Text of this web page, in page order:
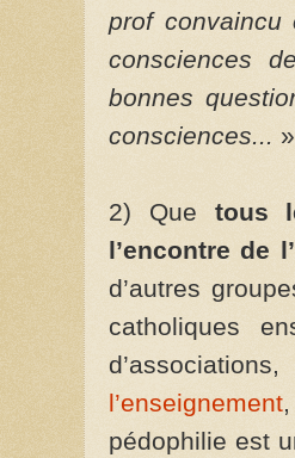
prof
consciences
bonnes
consciences...
2) Que tous
l’encontre de
d’autres
catholiques
l’enseignement,
pédophilie est